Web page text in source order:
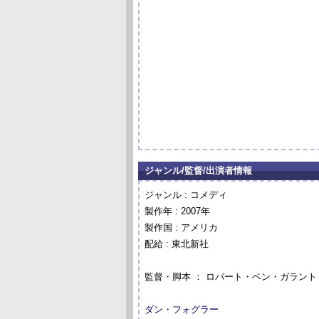
ジャンル/監督/出演者情報
ジャンル : コメディ
製作年 : 2007年
製作国 : アメリカ
配給 : 東北新社
監督・脚本 ： ロバート・ベン・ガラント
ダン・フォグラー